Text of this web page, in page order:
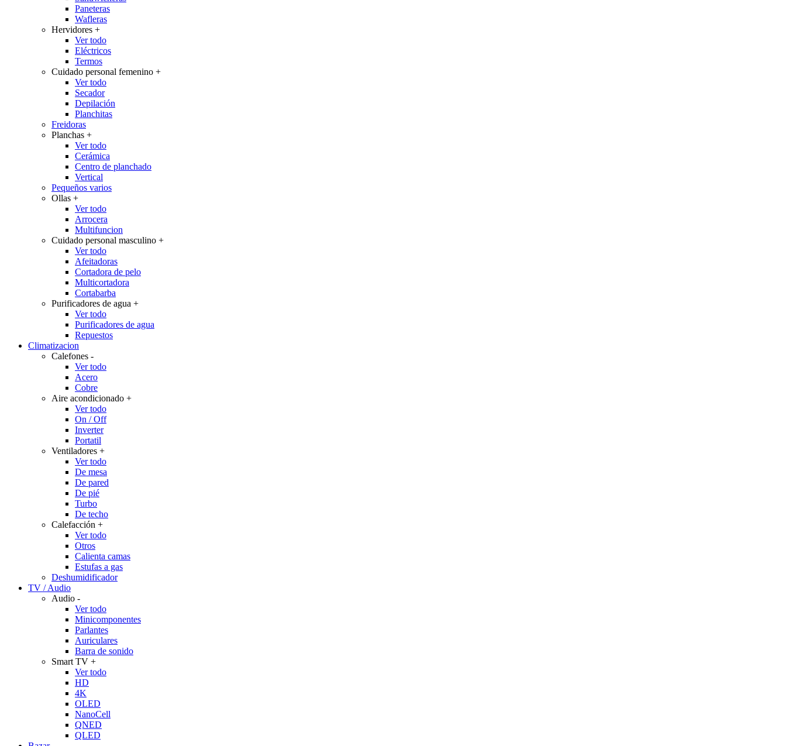
Paneteras
Wafleras
Hervidores +
Ver todo
Eléctricos
Termos
Cuidado personal femenino +
Ver todo
Secador
Depilación
Planchitas
Freidoras
Planchas +
Ver todo
Cerámica
Centro de planchado
Vertical
Pequeños varios
Ollas +
Ver todo
Arrocera
Multifuncion
Cuidado personal masculino +
Ver todo
Afeitadoras
Cortadora de pelo
Multicortadora
Cortabarba
Purificadores de agua +
Ver todo
Purificadores de agua
Repuestos
Climatizacion
Calefones -
Ver todo
Acero
Cobre
Aire acondicionado +
Ver todo
On / Off
Inverter
Portatil
Ventiladores +
Ver todo
De mesa
De pared
De pié
Turbo
De techo
Calefacción +
Ver todo
Otros
Calienta camas
Estufas a gas
Deshumidificador
TV / Audio
Audio -
Ver todo
Minicomponentes
Parlantes
Auriculares
Barra de sonido
Smart TV +
Ver todo
HD
4K
OLED
NanoCell
QNED
QLED